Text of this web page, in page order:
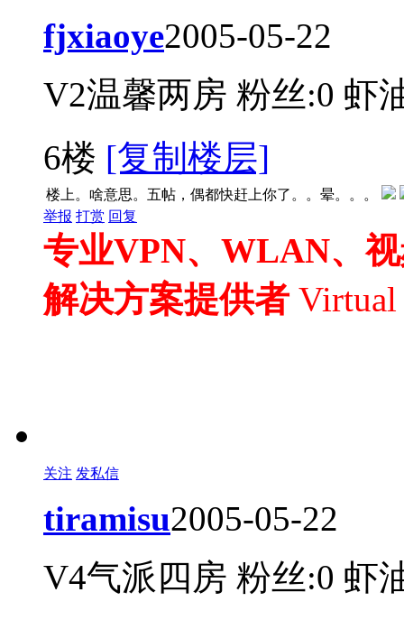
fjxiaoye2005-05-22
V2温馨两房 粉丝:0 虾
6楼 [复制楼层]
楼上。啥意思。五帖，偶都快赶上你了。。晕。。。
举报 打赏 回复
专业VPN、WLAN、
解决方案提供者
关注 发私信
tiramisu2005-05-22
V4气派四房 粉丝:0 虾